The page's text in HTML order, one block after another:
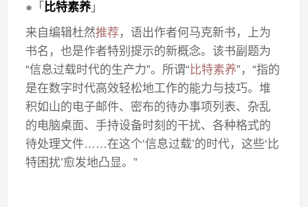
● 「 比特素养」
来自编辑杜然推荐 ，语出作者何马克新书，上为
书名，也是作者特别提示的新概念。该书副题为
“信息过载时代的生产力”。所谓“ 比特素养”，“指的
是在数字时代高效轻松地工作的能力与技巧。堆
积如山的电子邮件、密布的待办事项列表、杂乱
的电脑桌面、手持设备时刻的干扰、各种格式的
待处理文件……在这个‘信息过载’的时代，这些‘比
特困扰’愈发地凸显。”